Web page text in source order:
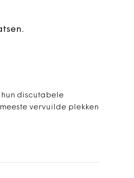
hun discutabele
vervuilde plekken